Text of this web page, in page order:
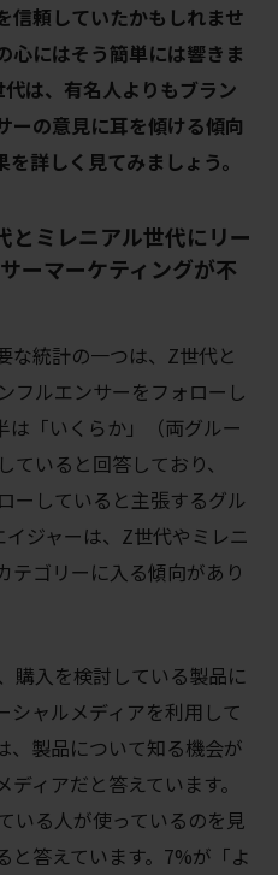
信頼していたかもしれませ
心にはそう簡単には響きま
は、有名人よりもブラン
ーの意見に耳を傾ける傾向
詳しく見てみましょう。
とミレニアル世代にリー
ーマーケティングが不
な統計の一つは、Z世代と
フルエンサーをフォローし
は「いくらか」（両グルー
いると回答しており、
ーしていると主張するグル
ジャーは、Z世代やミレニ
テゴリーに入る傾向があり
購入を検討している製品に
シャルメディアを利用して
、製品について知る機会が
ィアだと答えています。
いる人が使っているのを見
と答えています。7%が「よ